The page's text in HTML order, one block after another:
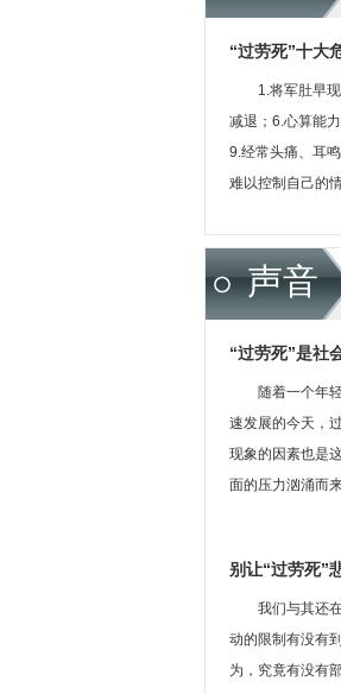
“过劳死”十大
1.将军肚早
减退；6.心算能
9.经常头痛、耳
难以控制自己的情
声音
“过劳死”是社
随着一个年
速发展的今天，
现象的因素也是
面的压力汹涌而
别让“过劳死”
我们与其还
动的限制有没有
为，究竟有没有